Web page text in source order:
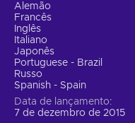
Alemão
Francês
Inglês
Italiano
Japonês
Portuguese - Brazil
Russo
Spanish - Spain
Data de lançamento
7 de dezembro de 2015